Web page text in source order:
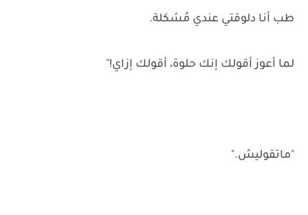
طب أنا دلوقتي عندي مُشكلة.
لما أعوز أقولك إنك حلوة، أقولك إزاي!"
"ماتقوليش."